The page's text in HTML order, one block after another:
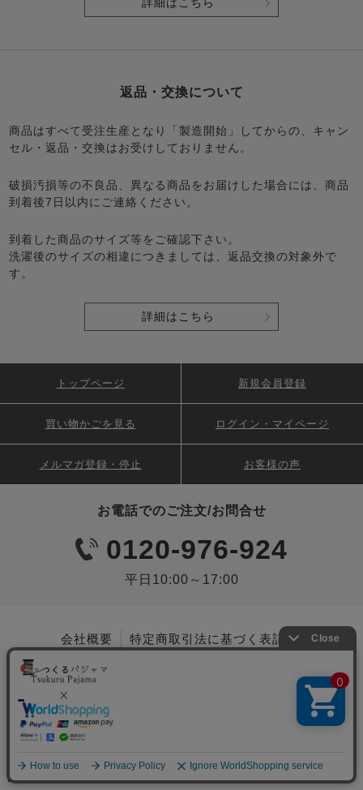
メニュー
返品・交換について
商品はすべて受注生産となり「製造開始」してからの、キャン
セル・返品・交換はお受けしておりません。
破損汚損等の不良品、異なる商品をお届けした場合には、商品
到着後7日以内にご連絡ください。
到着した商品のサイズ等をご確認下さい。
洗濯後のサイズの相違につきましては、返品交換の対象外で
す。
詳細はこちら
お電話でのご注文/お問合せ
0120-976-924
平日10:00～17:00
トップページ 新規会員登録
買い物かごを見る ログイン・マイページ
メルマガ登録・停止 お客様の声
会社概要
特定商取引法に基づく表記
ご利用規約
Copyright © 2022 Iwamoto Senni Co., Ltd. All